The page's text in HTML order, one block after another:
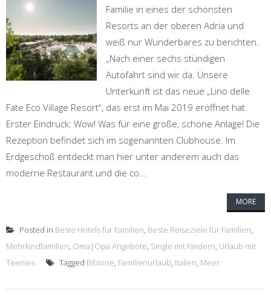
Familie in eines der schönsten
Resorts an der oberen Adria und
weiß nur Wunderbares zu berichten.
„Nach einer sechs stündigen
Autofahrt sind wir da. Unsere
Unterkunft ist das neue „Lino delle
Fate Eco Village Resort“, das erst im Mai 2019 eröffnet hat.
Erster Eindruck: Wow! Was für eine große, schöne Anlage! Die
Rezeption befindet sich im sogenannten Clubhouse. Im
Erdgeschoß entdeckt man hier unter anderem auch das
moderne Restaurant und die co...
MORE
Posted in Beste Hotels für Familien, Beste Reiseziele für Familien,
Mehrkindfamilien, Oma|Opa Angebote, Single mit Kindern, Urlaub mit
Teenies
Tagged Bibione, Familienurlaub, Italien, Meer